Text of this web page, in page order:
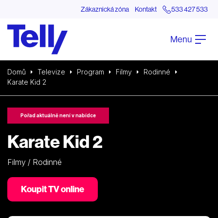
Zákaznická zóna Kontakt 533 427 533
Menu
Domů Televize Program Filmy
Rodinné
Karate Kid 2
Pořad aktuálně není v nabídce
Karate Kid 2
Filmy / Rodinné
Koupit TV online